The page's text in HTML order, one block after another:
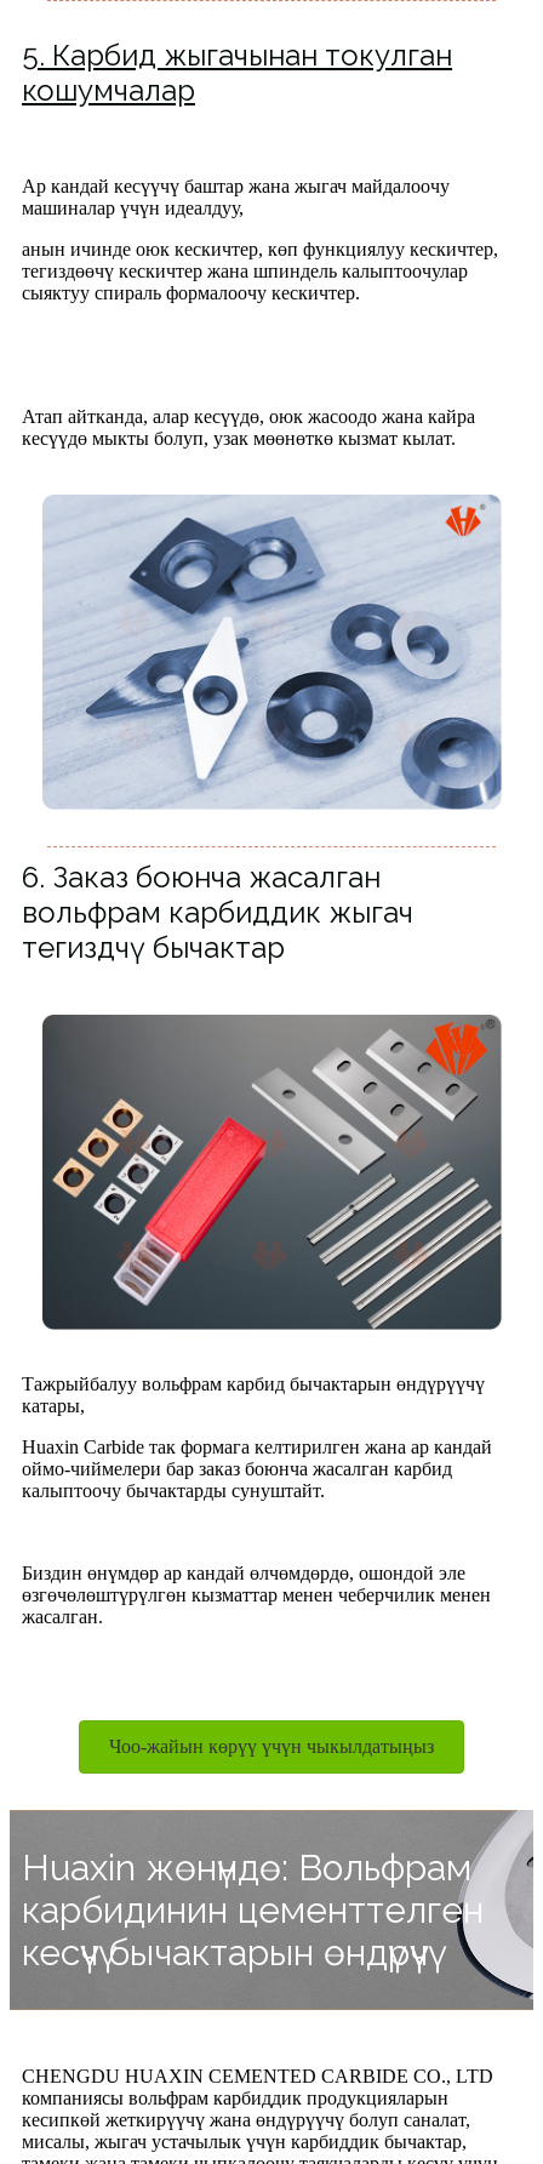
5. Карбид жыгачынан токулган
кошумчалар
Ар кандай кесүүчү баштар жана жыгач майдалоочу
машиналар үчүн идеалдуу,
анын ичинде оюк кескичтер, көп функциялуу кескичтер,
тегиздөөчү кескичтер жана шпиндель калыптоочулар
сыяктуу спираль формалоочу кескичтер.
Атап айтканда, алар кесүүдө, оюк жасоодо жана кайра
кесүүдө мыкты болуп, узак мөөнөткө кызмат кылат.
6. Заказ боюнча жасалган
вольфрам карбиддик жыгач
тегиздөөчү бычактар
Тажрыйбалуу вольфрам карбид бычактарын өндүрүүчү
катары,
Huaxin Carbide так формага келтирилген жана ар кандай
оймо-чиймелери бар заказ боюнча жасалган карбид
калыптоочу бычактарды сунуштайт.
Биздин өнүмдөр ар кандай өлчөмдөрдө, ошондой эле
өзгөчөлөштүрүлгөн кызматтар менен чеберчилик менен
жасалган.
Чоо-жайын көрүү үчүн чыкылдатыңыз
Huaxin жөнүндө: Вольфрам
карбидинин цементтелген
кесүүчү бычактарын өндүрүүчү
CHENGDU HUAXIN CEMENTED CARBIDE CO., LTD
компаниясы вольфрам карбиддик продукцияларын
кесипкөй жеткирүүчү жана өндүрүүчү болуп саналат,
мисалы, жыгач устачылык үчүн карбиддик бычактар,